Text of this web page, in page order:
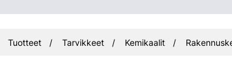
Tuotteet Tarvikkeet Kemikaalit